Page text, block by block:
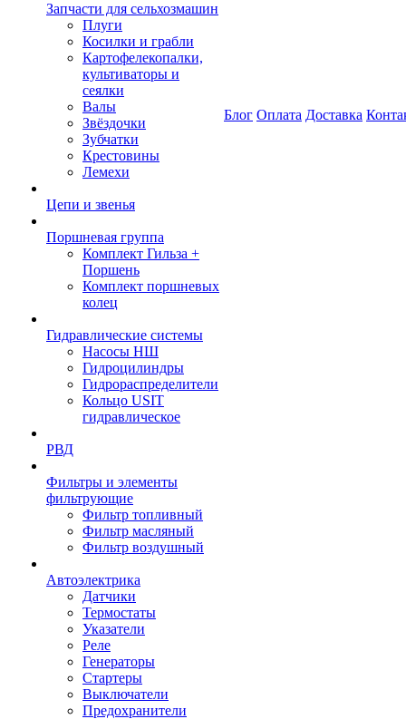
Запчасти для сельхозмашин
Плуги
Косилки и грабли
Картофелекопалки,
культиваторы и
сеялки
Валы
Звёздочки
Зубчатки
Крестовины
Лемехи
Цепи и звенья
Поршневая группа
Комплект Гильза +
Поршень
Комплект поршневых
колец
Гидравлические системы
Насосы НШ
Гидроцилиндры
Гидрораспределители
Кольцо USIT
гидравлическое
РВД
Фильтры и элементы
фильтрующие
Фильтр топливный
Фильтр масляный
Фильтр воздушный
Автоэлектрика
Датчики
Термостаты
Указатели
Реле
Генераторы
Стартеры
Выключатели
Предохранители
Блог Оплата Доставка